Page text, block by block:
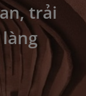
trải